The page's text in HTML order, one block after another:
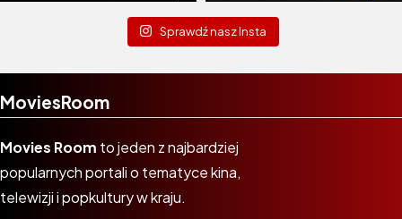
Sprawdź nasz Insta
MoviesRoom
Movies Room to jeden z najbardziej
popularnych portali o tematyce kina,
telewizji i popkultury w kraju.